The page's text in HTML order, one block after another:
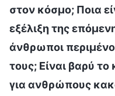
στον κόσμο; Ποια
εξέλιξη της
άνθρωποι
τους; Είναι βαρύ
για ανθρώπους